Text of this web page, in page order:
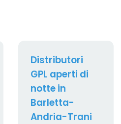
Distributori
GPL aperti di
notte in
Barletta-
Andria-Trani